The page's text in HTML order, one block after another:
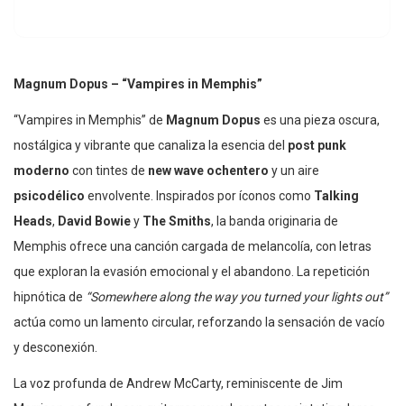
Magnum Dopus – “Vampires in Memphis”
“Vampires in Memphis” de Magnum Dopus es una pieza oscura,
nostálgica y vibrante que canaliza la esencia del post punk
moderno con tintes de new wave ochentero y un aire
psicodélico envolvente. Inspirados por íconos como Talking
Heads, David Bowiey The Smiths, la banda originaria de
Memphis ofrece una canción cargada de melancolía, con letras
que exploran la evasión emocional y el abandono. La repetición
hipnótica de “Somewhere along the way you turned your lights out”
actúa como un lamento circular, reforzando la sensación de vacío
y desconexión.
La voz profunda de Andrew McCarty, reminiscente de Jim